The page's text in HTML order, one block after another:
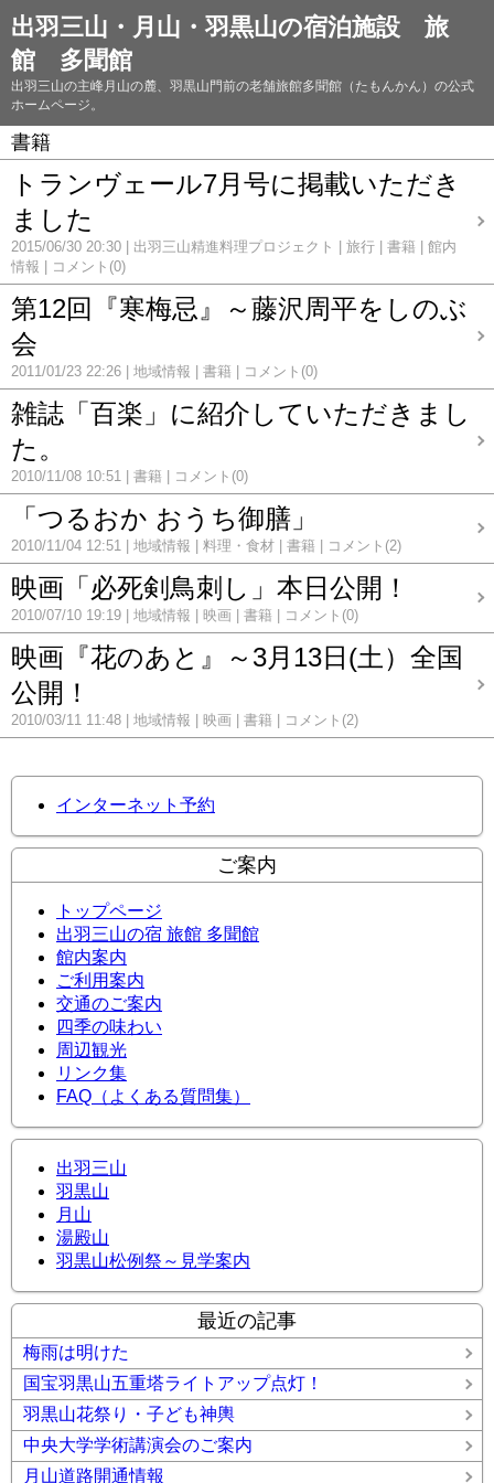
出羽三山・月山・羽黒山の宿泊施設 旅
館 多聞館
出羽三山の主峰月山の麓、羽黒山門前の老舗旅館多聞館（たもんかん）の公式
ホームページ。
書籍
トランヴェール7月号に掲載いただき
ました
2015/06/30 20:30 出羽三山精進料理プロジェクト 旅行 書籍
館内
情報
コメント(0)
第12回『寒梅忌』～藤沢周平をしのぶ
会
2011/01/23 22:26 地域情報 書籍 コメント(0)
雑誌「百楽」に紹介していただきまし
た。
2010/11/08 10:51 書籍 コメント(0)
「つるおか おうち御膳」
2010/11/04 12:51 地域情報 料理・食材 書籍 コメント(2)
映画「必死剣鳥刺し」本日公開！
2010/07/10 19:19 地域情報 映画 書籍 コメント(0)
映画『花のあと』～3月13日(土）全国
公開！
2010/03/11 11:48 地域情報 映画 書籍 コメント(2)
インターネット予約
ご案内
トップページ
出羽三山の宿 旅館 多聞館
館内案内
ご利用案内
交通のご案内
四季の味わい
周辺観光
リンク集
FAQ（よくある質問集）
出羽三山
羽黒山
月山
湯殿山
羽黒山松例祭～見学案内
最近の記事
梅雨は明けた
国宝羽黒山五重塔ライトアップ点灯！
羽黒山花祭り・子ども神輿
中央大学学術講演会のご案内
月山道路開通情報